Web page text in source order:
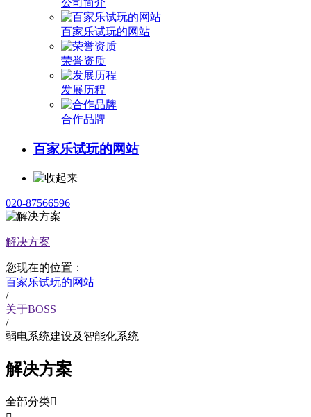
公司简介
百家乐试玩的网站
荣誉资质
发展历程
合作品牌
百家乐试玩的网站
020-87566596
解决方案
您现在的位置：
百家乐试玩的网站
/
关于BOSS
/
弱电系统建设及智能化系统
解决方案
全部分类